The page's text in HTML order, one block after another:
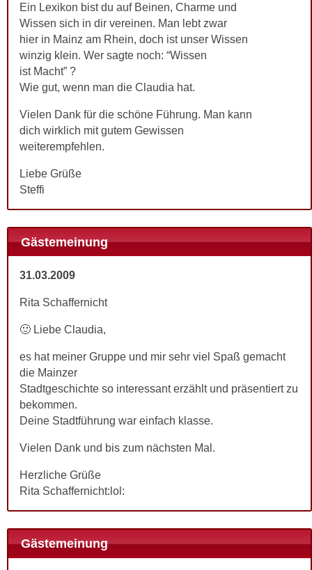
Ein Lexikon bist du auf Beinen, Charme und
Wissen sich in dir vereinen. Man lebt zwar
hier in Mainz am Rhein, doch ist unser Wissen
winzig klein. Wer sagte noch: “Wissen
ist Macht” ?
Wie gut, wenn man die Claudia hat.
Vielen Dank für die schöne Führung. Man kann
dich wirklich mit gutem Gewissen
weiterempfehlen.
Liebe Grüße
Steffi
Gästemeinung
31.03.2009
Rita Schaffernicht
🙂 Liebe Claudia,
es hat meiner Gruppe und mir sehr viel Spaß gemacht
die Mainzer
Stadtgeschichte so interessant erzählt und präsentiert zu
bekommen.
Deine Stadtführung war einfach klasse.
Vielen Dank und bis zum nächsten Mal.
Herzliche Grüße
Rita Schaffernicht:lol:
Gästemeinung